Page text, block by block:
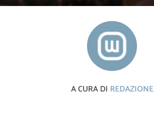
A CURA DI REDAZIONE